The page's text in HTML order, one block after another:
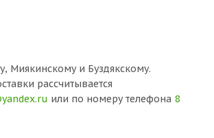
Миякинскому и Буздякскому.
рассчитывается
или по номеру телефона 8